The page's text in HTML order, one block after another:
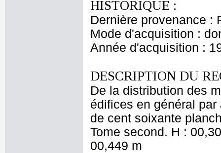
HISTORIQUE :
Dernière provenance :
Mode d'acquisition :
Année d'acquisition :
DESCRIPTION DU
De la distribution des
édifices en général
de cent soixante
Tome second. H :
00,449 m